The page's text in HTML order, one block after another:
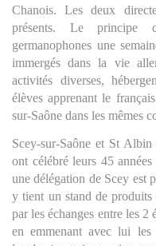
Chanois. Les deux
présents. Le principe
germanophones une
immergés dans la vie
activités diverses,
élèves apprenant le
sur-Saône dans les mêmes
Scey-sur-Saône et St
ont célébré leurs 45
une délégation de Scey est
y tient un stand de
par les échanges entre les 2
en emmenant avec lui les